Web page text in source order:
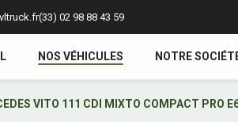
(33) 02 98 88 43 59
NOS VÉHICULES NOTRE
VITO 111 CDI MIXTO COMPACT PRO